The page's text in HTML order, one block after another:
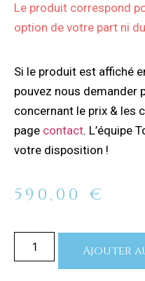
Le produit correspond
option de votre part ni
Si le produit est affiché
pouvez nous demander
concernant le prix & les
page contact. L’équipe
votre disposition !
590,00€
Ajouter